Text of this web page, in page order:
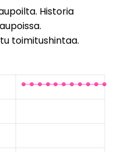
Historia
toimitushintaa.